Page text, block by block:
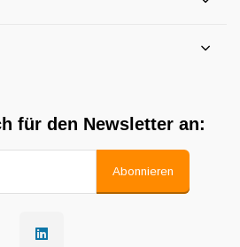
für den Newsletter an:
Abonnieren